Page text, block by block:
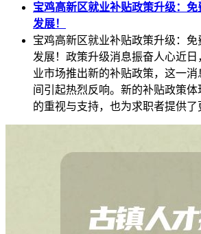
宝鸡高新区就业补贴政策升级：
发展！
宝鸡高新区就业补贴政策升级：
发展！政策升级消息振奋人心近
业市场推出新的补贴政策，这一
间引起热烈反响。新的补贴政策
的重视与支持，也为求职者提供